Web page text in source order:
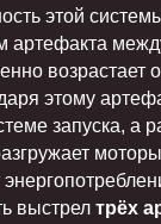
этой
артефакта
возрастает
этому
запуска, а
выстрел трёх